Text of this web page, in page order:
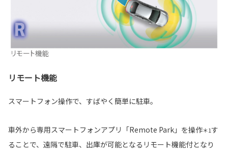
リモート機能
スマートフォン操作で、すばやく簡単に駐車。
車外から専用スマートフォンアプリ「Remote Park」を操作＊1す
ることで、遠隔で駐車、出庫が可能となるリモート機能付となり